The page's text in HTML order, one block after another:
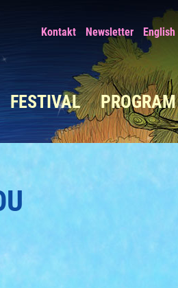
Kontakt Newsletter English
FESTIVAL PROGRAM